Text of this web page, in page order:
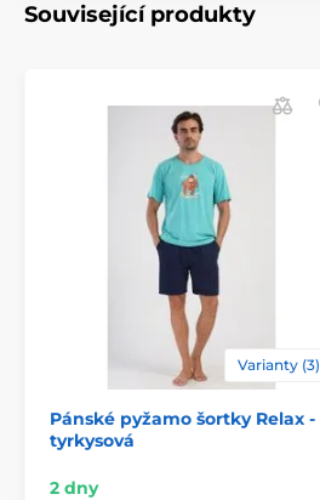
Související produkty
Varianty (3)
Pánské pyžamo šortky Relax -
tyrkysová
2 dny